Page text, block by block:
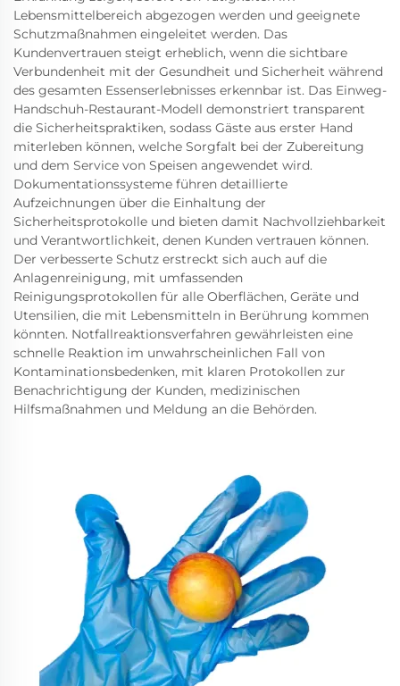
Lebensmittelbereich abgezogen werden und geeignete
Schutzmaßnahmen eingeleitet werden. Das
Kundenvertrauen steigt erheblich, wenn die sichtbare
Verbundenheit mit der Gesundheit und Sicherheit während
des gesamten Essenserlebnisses erkennbar ist. Das Einweg-
Handschuh-Restaurant-Modell demonstriert transparent
die Sicherheitspraktiken, sodass Gäste aus erster Hand
miterleben können, welche Sorgfalt bei der Zubereitung
und dem Service von Speisen angewendet wird.
Dokumentationssysteme führen detaillierte
Aufzeichnungen über die Einhaltung der
Sicherheitsprotokolle und bieten damit Nachvollziehbarkeit
und Verantwortlichkeit, denen Kunden vertrauen können.
Der verbesserte Schutz erstreckt sich auch auf die
Anlagenreinigung, mit umfassenden
Reinigungsprotokollen für alle Oberflächen, Geräte und
Utensilien, die mit Lebensmitteln in Berührung kommen
könnten. Notfallreaktionsverfahren gewährleisten eine
schnelle Reaktion im unwahrscheinlichen Fall von
Kontaminationsbedenken, mit klaren Protokollen zur
Benachrichtigung der Kunden, medizinischen
Hilfsmaßnahmen und Meldung an die Behörden.